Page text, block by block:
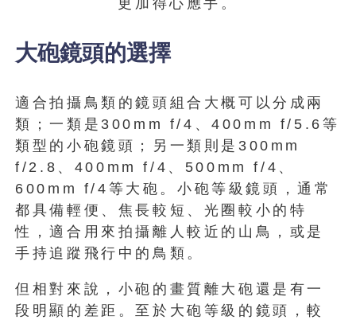
更加得心應手。
大砲鏡頭的選擇
適合拍攝鳥類的鏡頭組合大概可以分成兩
類；一類是300mm f/4、400mm f/5.6等
類型的小砲鏡頭；另一類則是300mm
f/2.8、400mm f/4、500mm f/4、
600mm f/4等大砲。小砲等級鏡頭，通常
都具備輕便、焦長較短、光圈較小的特
性，適合用來拍攝離人較近的山鳥，或是
手持追蹤飛行中的鳥類。
但相對來說，小砲的畫質離大砲還是有一
段明顯的差距。至於大砲等級的鏡頭，較